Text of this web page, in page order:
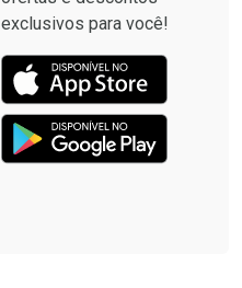
exclusivos para você!